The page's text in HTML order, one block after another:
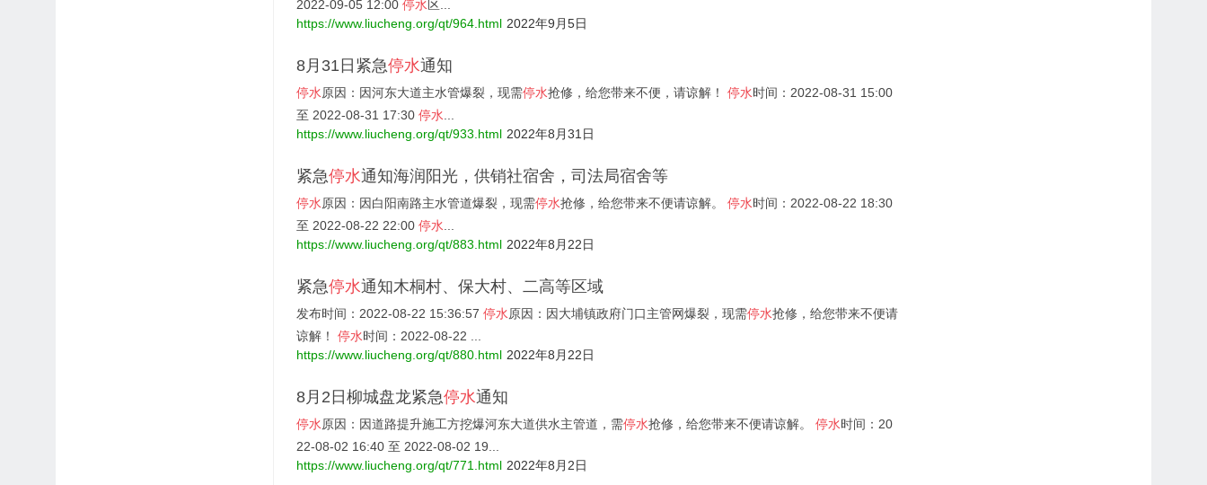
2022-09-05 12:00 停水区...
https://www.liucheng.org/qt/964.html 2022年9月5日
8月31日紧急停水通知
停水原因：因河东大道主水管爆裂，现需停水抢修，给您带来不便，请谅解！ 停水时间：2022-08-31 15:00
至 2022-08-31 17:30 停水
https://www.liucheng.org/qt/933.html 2022年8月31日
紧急停水通知海润阳光，供销社宿舍，司法局宿舍等
停水原因：因白阳南路主水管道爆裂，现需停水抢修，给您带来不便请谅解。 停水时间：2022-08-22 18:30
至 2022-08-22 22:00 停水
https://www.liucheng.org/qt/883.html 2022年8月22日
紧急停水通知木桐村、保大村、二高等区域
发布时间：2022-08-22 15:36:57 停水原因：因大埔镇政府门口主管网爆裂，现需停水抢修，给您带来不便请
谅解！ 停水时间：2022-08-22 ...
https://www.liucheng.org/qt/880.html 2022年8月22日
8月2日柳城盘龙紧急停水通知
停水原因：因道路提升施工方挖爆河东大道供水主管道，需停水抢修，给您带来不便请谅解。 停水时间：20
22-08-02 16:40 至 2022-08-02 19...
https://www.liucheng.org/qt/771.html 2022年8月2日